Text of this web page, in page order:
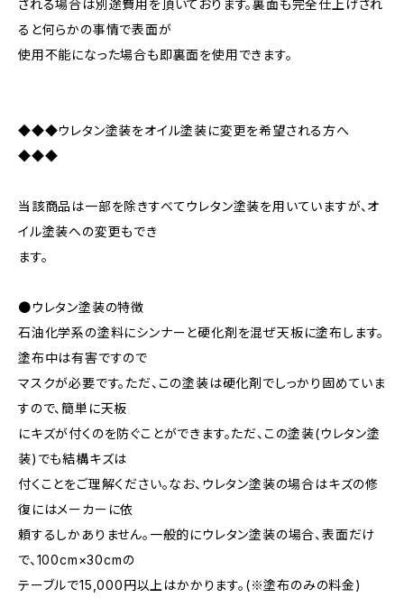
される場合は別途費用を頂いております。裏面も完全仕上げされ
ると何らかの事情で表面が
使用不能になった場合も即裏面を使用できます。
◆◆◆ウレタン塗装をオイル塗装に変更を希望される方へ
◆◆◆
当該商品は一部を除きすべてウレタン塗装を用いていますが、オ
イル塗装への変更もでき
ます。
●ウレタン塗装の特徴
石油化学系の塗料にシンナーと硬化剤を混ぜ天板に塗布します。
塗布中は有害ですので
マスクが必要です。ただ、この塗装は硬化剤でしっかり固めていま
すので、簡単に天板
にキズが付くのを防ぐことができます。ただ、この塗装(ウレタン塗
装)でも結構キズは
付くことをご理解ください。なお、ウレタン塗装の場合はキズの修
復にはメーカーに依
頼するしかありません。一般的にウレタン塗装の場合、表面だけ
で、100cm×30cmの
テーブルで15,000円以上はかかります。(※塗布のみの料金)